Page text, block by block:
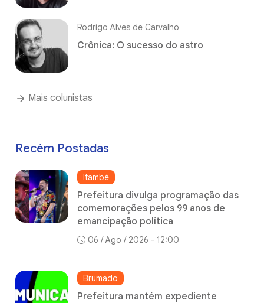
Rodrigo Alves de Carvalho
Crônica: O sucesso do astro
Mais colunistas
Recém Postadas
Itambé
Prefeitura divulga programação das
comemorações pelos 99 anos de
emancipação política
06 / Ago / 2026 - 12:00
Brumado
Prefeitura mantém expediente